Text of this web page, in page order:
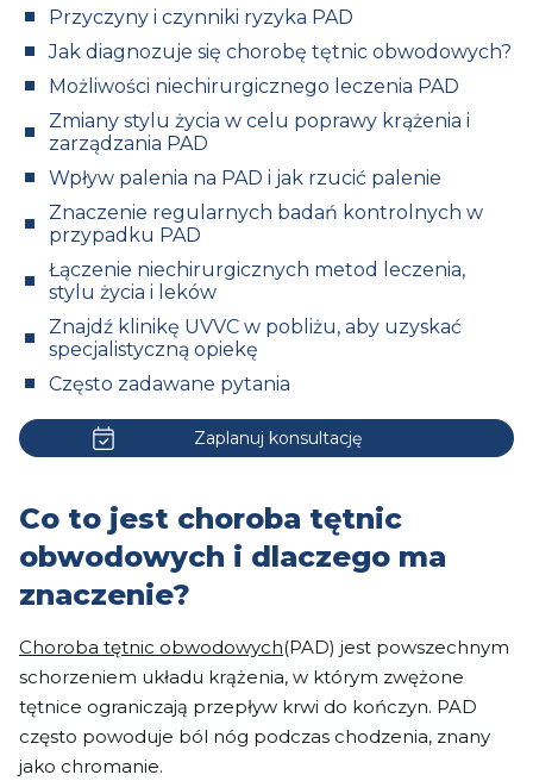
Przyczyny i czynniki ryzyka PAD
Jak diagnozuje się chorobę tętnic obwodowych?
Możliwości niechirurgicznego leczenia PAD
Zmiany stylu życia w celu poprawy krążenia i
zarządzania PAD
Wpływ palenia na PAD i jak rzucić palenie
Znaczenie regularnych badań kontrolnych w
przypadku PAD
Łączenie niechirurgicznych metod leczenia,
stylu życia i leków
Znajdź klinikę UVVC w pobliżu, aby uzyskać
specjalistyczną opiekę
Często zadawane pytania
Zaplanuj konsultację
Co to jest choroba tętnic
obwodowych i dlaczego ma
znaczenie?
Choroba tętnic obwodowych(PAD) jest powszechnym
schorzeniem układu krążenia, w którym zwężone
tętnice ograniczają przepływ krwi do kończyn. PAD
często powoduje ból nóg podczas chodzenia, znany
jako chromanie.